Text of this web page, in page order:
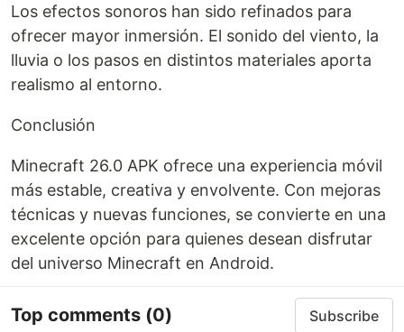
Los efectos sonoros han sido refinados para
ofrecer mayor inmersión. El sonido del viento, la
lluvia o los pasos en distintos materiales aporta
realismo al entorno.
Conclusión
Minecraft 26.0 APK ofrece una experiencia móvil
más estable, creativa y envolvente. Con mejoras
técnicas y nuevas funciones, se convierte en una
excelente opción para quienes desean disfrutar
del universo Minecraft en Android.
Top comments (0) Subscribe